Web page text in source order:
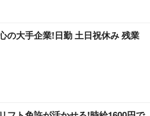
の大手企業!日勤 土日祝休み 残業